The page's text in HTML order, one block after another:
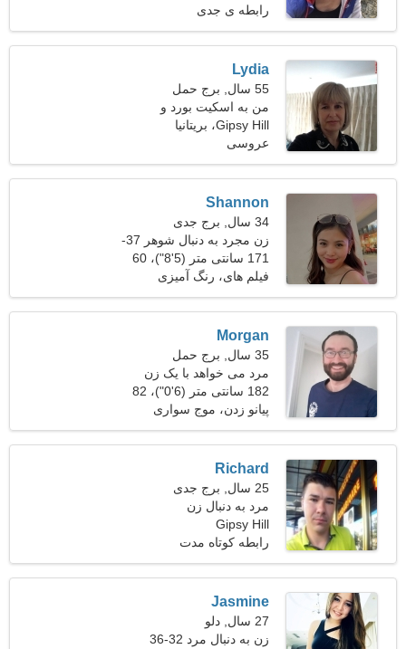
رابطه ی جدی
Lydia
55 سال, برج حمل
من به اسکیت بورد و
موسیقی علاقه دارم
Gipsy Hill، بریتانیا
عروسی
Shannon
34 سال, برج جدی
زن مجرد به دنبال شوهر 37-
45
171 سانتی متر (5'8")، 60
کیلوگرم (132 پوند)
فیلم های، رنگ آمیزی
Morgan
35 سال, برج حمل
مرد می خواهد با یک زن
ملاقات کند
182 سانتی متر (6'0")، 82
کیلوگرم (180 پوند)
پیانو زدن، موج سواری
Richard
25 سال, برج جدی
مرد به دنبال زن
Gipsy Hill
رابطه کوتاه مدت
Jasmine
27 سال, دلو
زن به دنبال مرد 32-36